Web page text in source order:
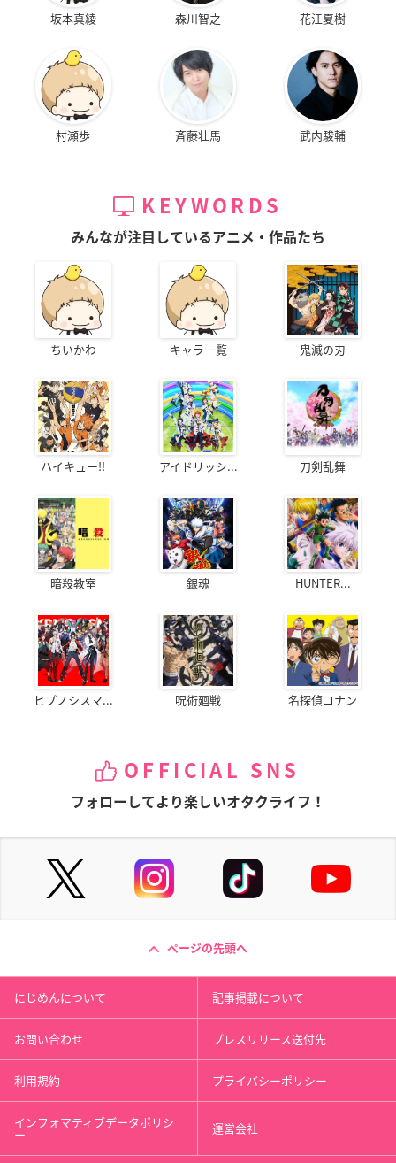
坂本真綾 森川智之 花江夏樹
村瀬歩 斉藤壮馬 武内駿輔
KEYWORDS
みんなが注目しているアニメ・作品たち
ちいかわ キャラ一覧 鬼滅の刃
ハイキュー!! アイドリッシ... 刀剣乱舞
暗殺教室 銀魂 HUNTER...
ヒプノシスマ... 呪術廻戦 名探偵コナン
OFFICIAL SNS
フォローしてより楽しいオタクライフ！
ページの先頭へ
にじめんについて 記事掲載について
お問い合わせ プレスリリース送付先
利用規約 プライバシーポリシー
インフォマティブデータポリシ
ー 運営会社